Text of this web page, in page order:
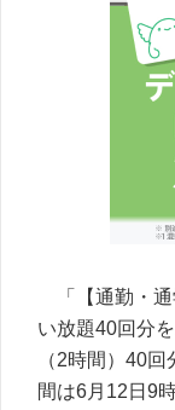
「【通勤・通
い放題40回分
（2時間）40
間は6月12日9